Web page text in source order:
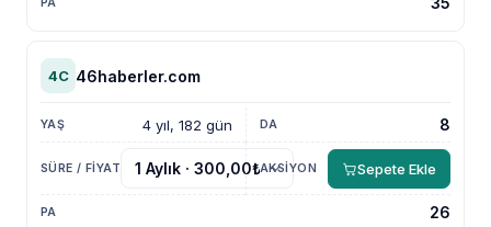
4C 46haberler.com
4 yıl, 182 gün 8
26
Sepete Ekle